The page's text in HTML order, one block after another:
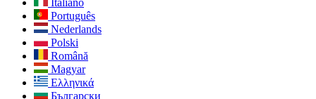
Italiano
Português
Nederlands
Polski
Română
Magyar
Ελληνικά
Български